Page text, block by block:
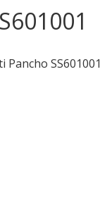
Pancho SS601001